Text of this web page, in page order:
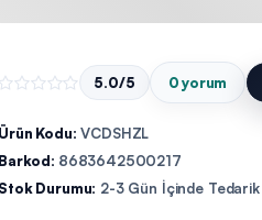
5.0/5 0 yorum
Ürün Kodu: VCDSHZL
Barkod: 8683642500217
Stok Durumu: 2-3 Gün İçinde Tedarik